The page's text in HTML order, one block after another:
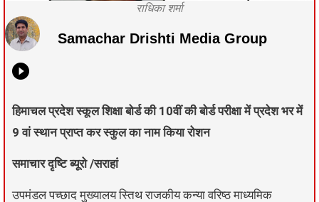
राधिका शर्मा
Samachar Drishti Media Group
हिमाचल प्रदेश स्कूल शिक्षा बोर्ड की 10वीं की बोर्ड परीक्षा में प्रदेश भर में
9 वां स्थान प्राप्त कर स्कुल का नाम किया रोशन
समाचार दृष्टि ब्यूरो /सराहां
उपमंडल पच्छाद मुख्यालय स्तिथ राजकीय कन्या वरिष्ठ माध्यमिक